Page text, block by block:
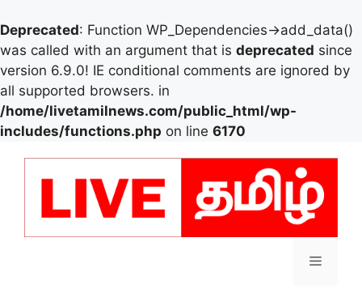
Deprecated: Function WP_Dependencies->add_data()
was called with an argument that is deprecated since
version 6.9.0! IE conditional comments are ignored by
all supported browsers. in
/home/livetamilnews.com/public_html/wp-
includes/functions.php on line 6170
Menu